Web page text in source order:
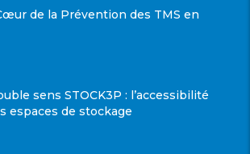
de la Prévention des TMS en
sens STOCK3P : l’accessibilité
espaces de stockage